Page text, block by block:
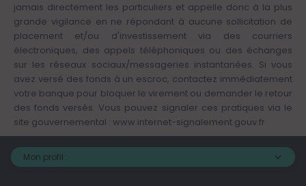
jamais directement les particuliers et appelle donc à la plus
grande vigilance en ne répondant à aucune sollicitation de
placement et/ou d'investissement via des courriers
électroniques, des appels téléphoniques ou des échanges
sur les réseaux sociaux/messageries instantanées. Si vous
avez versé des fonds à un escroc, contactez immédiatement
votre banque pour bloquer le virement ou demander le retour
des fonds versés. Vous pouvez signaler ces pratiques via le
site gouvernemental : www.internet-signalement.gouv.fr
Mon profil :